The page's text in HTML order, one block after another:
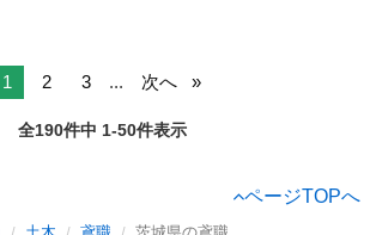
1 2 3 ... 次へ
全190件中 1-50件表示
ページTOPへ